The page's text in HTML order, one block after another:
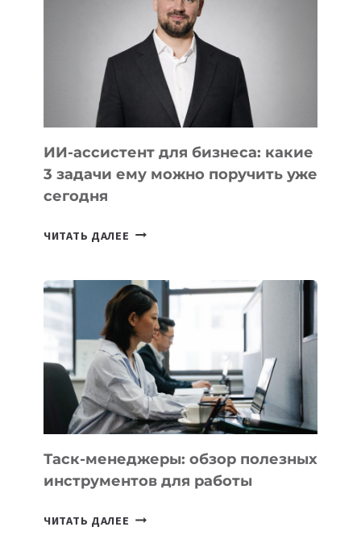
РАЗВИВАЮТ
ТЕХНОЛОГИЧЕСКОЕ
ОБРАЗОВАНИЕ
ТАДЖИКИСТАНА
ИИ-ассистент для бизнеса: какие
3 задачи ему можно поручить уже
сегодня
ЧИТАТЬ ДАЛЕЕ ИИ-
БИЗНЕСА:
КАКИЕ
3
ЗАДАЧИ
ЕМУ
МОЖНО
ПОРУЧИТЬ
УЖЕ
СЕГОДНЯ
Таск-менеджеры: обзор полезных
инструментов для работы
ЧИТАТЬ ДАЛЕЕ ТАСК-